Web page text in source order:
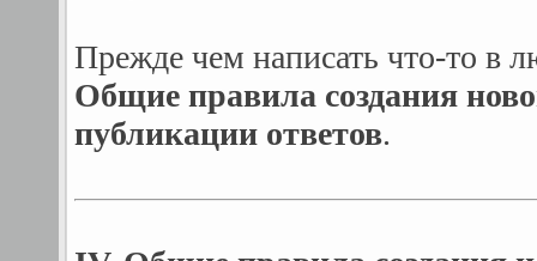
Прежде чем написать что-то в
Общие правила создания
публикации ответов.